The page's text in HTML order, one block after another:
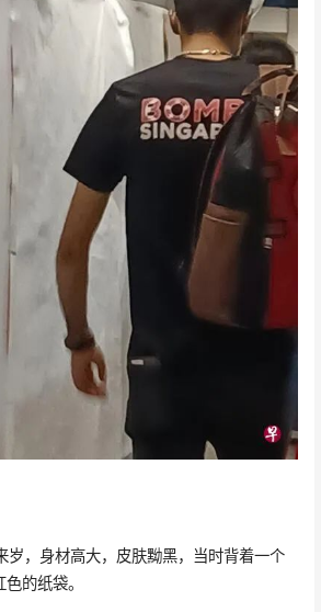
岁，身材高大，皮肤黝黑，当时背着一个
的纸袋。